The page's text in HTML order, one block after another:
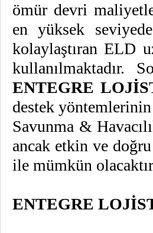
ömür devri
en yüksek
kolaylaştıran ELD
kullanılmaktadır.
ENTEGRE
destek
Savunma &
ancak etkin ve
ile mümkün
ENTEGRE